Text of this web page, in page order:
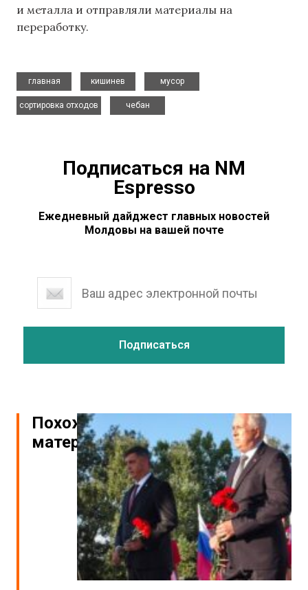
и металла и отправляли материалы на
переработку.
главная
кишинев
мусор
сортировка отходов
чебан
Подписаться на NM
Espresso
Ежедневный дайджест главных новостей
Молдовы на вашей почте
Похожие
материалы